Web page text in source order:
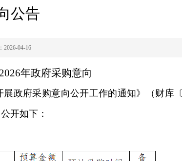
公告
2026-04-16
2026年政府采购意向
政府采购意向公开工作的通知》（财库〔
开如下：